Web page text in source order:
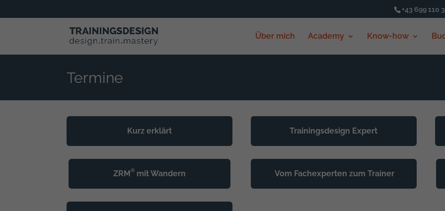
+43 699 110
Über mich Academy Know-how
Termine
Kurz erklärt Trainingsdesign Expert
ZRM® mit Wandern Vom Fachexperten zum Trainer